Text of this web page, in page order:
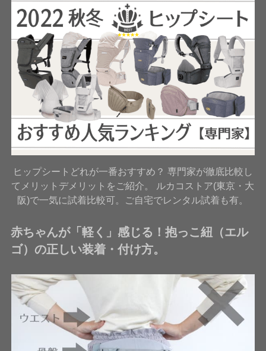
ヒップシートどれが一番おすすめ？ 専門家が徹底比較し
てメリットデメリットをご紹介。 ルカコストア(東京・大
阪)で一気に試着比較可。ご自宅でレンタル試着も有。
赤ちゃんが「軽く」感じる！抱っこ紐（エル
ゴ）の正しい装着・付け方。